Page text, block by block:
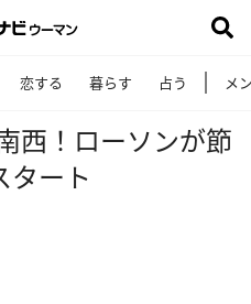
恋する 暮らす 占う メ
西！ローソンが節
タート